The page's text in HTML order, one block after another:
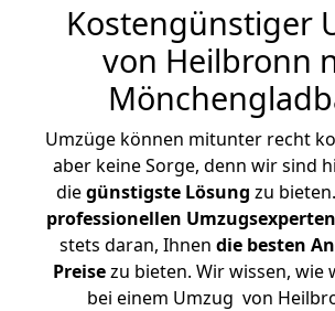
Kostengünstiger
von Heilbronn
Umzüge können mitunter recht
aber keine Sorge, denn wir sind
diegünstigste Lösung zu
professionellen Umzugsexperten
stets daran, Ihnen die besten
Preisezu bieten. Wir wissen, wie
bei einem Umzug von